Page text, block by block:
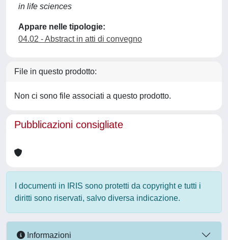
in life sciences
Appare nelle tipologie:
04.02 - Abstract in atti di convegno
File in questo prodotto:
Non ci sono file associati a questo prodotto.
Pubblicazioni consigliate
I documenti in IRIS sono protetti da copyright e tutti i
diritti sono riservati, salvo diversa indicazione.
Informazioni